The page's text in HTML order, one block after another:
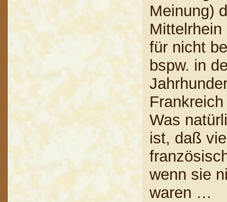
Meinung)
für nicht
bspw. in
Was
ist, daß
wenn sie
waren …